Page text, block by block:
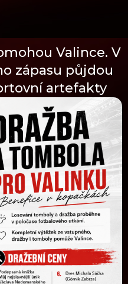
Valince. V
zápasu půjdou
artefakty